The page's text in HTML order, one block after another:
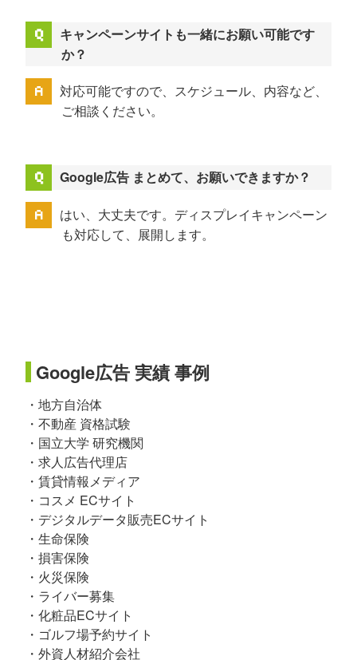
キャンペーンサイトも一緒にお願い可能です
か？
対応可能ですので、スケジュール、内容など、
ご相談ください。
Google広告 まとめて、お願いできますか？
はい、大丈夫です。ディスプレイキャンペーン
も対応して、展開します。
Google広告 実績 事例
・地方自治体
・不動産 資格試験
・国立大学 研究機関
・求人広告代理店
・賃貸情報メディア
・コスメ ECサイト
・デジタルデータ販売ECサイト
・生命保険
・損害保険
・火災保険
・ライバー募集
・化粧品ECサイト
・ゴルフ場予約サイト
・外資人材紹介会社